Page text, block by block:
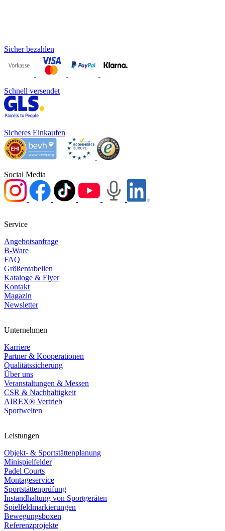
Sicher bezahlen
Schnell versendet
Sicheres Einkaufen
Social Media
Service
Angebotsanfrage
B-Ware
FAQ
Größentabellen
Kataloge & Flyer
Kontakt
Magazin
Newsletter
Unternehmen
Karriere
Partner & Kooperationen
Qualitätssicherung
Über uns
Veranstaltungen & Messen
CSR & Nachhaltigkeit
AIREX® Vertrieb
Sportwelten
Leistungen
Objekt- & Sportstättenplanung
Minispielfelder
Padel Courts
Montageservice
Sportstättenprüfung
Instandhaltung von Sportgeräten
Spielfeldmarkierungen
Bewegungsboxen
Referenzprojekte